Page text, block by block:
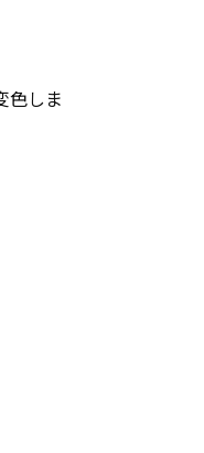
色しま